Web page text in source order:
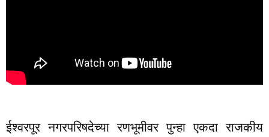
ईश्वरपूर नगरपरिषदेच्या रणभूमीवर पुन्हा एकदा राजकीय